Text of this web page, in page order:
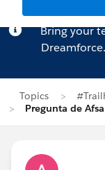
Bring your
Dreamforce.
Topics
Pregunta de